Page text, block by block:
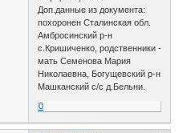
Доп.данные из документа:
похоронен Сталинская обл.
Амбросинский р-н
с.Кришиченко, родственники -
мать Семенова Мария
Николаевна, Богущевский р-н
Машканский с/с д.Бельни.
0